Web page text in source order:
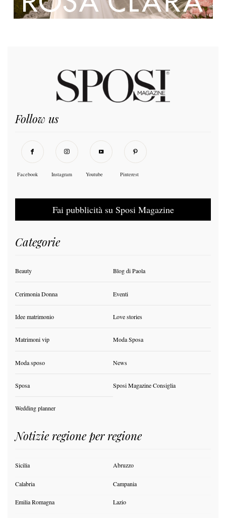
Follow us
Facebook Instagram Youtube Pinterest
Fai pubblicità su Sposi Magazine
Categorie
Beauty Blog di Paola
Cerimonia Donna Eventi
Idee matrimonio Love stories
Matrimoni vip Moda Sposa
Moda sposo News
Sposa Sposi Magazine Consiglia
Wedding planner
Notizie regione per regione
Sicilia Abruzzo
Calabria Campania
Emilia Romagna Lazio